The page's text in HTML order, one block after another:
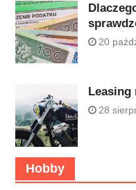
20
Leasing
28
Hobby